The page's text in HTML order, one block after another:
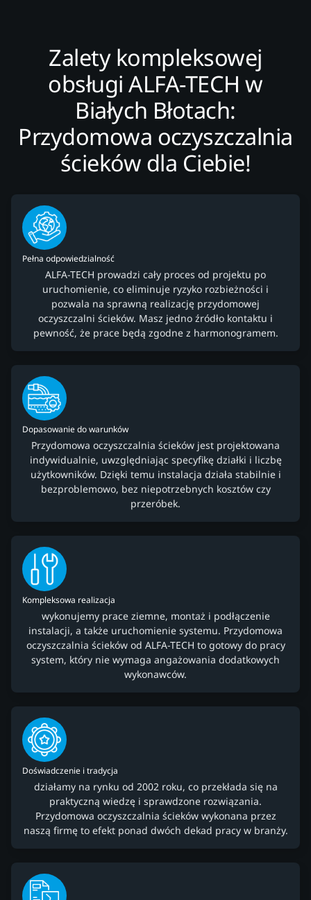
Zalety kompleksowej
obsługi ALFA-TECH w
Białych Błotach:
Przydomowa oczyszczalnia
ścieków dla Ciebie!
Pełna odpowiedzialność
ALFA-TECH prowadzi cały proces od projektu po
uruchomienie, co eliminuje ryzyko rozbieżności i
pozwala na sprawną realizację przydomowej
oczyszczalni ścieków. Masz jedno źródło kontaktu i
pewność, że prace będą zgodne z harmonogramem.
Dopasowanie do warunków
Przydomowa oczyszczalnia ścieków jest projektowana
indywidualnie, uwzględniając specyfikę działki i liczbę
użytkowników. Dzięki temu instalacja działa stabilnie i
bezproblemowo, bez niepotrzebnych kosztów czy
przeróbek.
Kompleksowa realizacja
wykonujemy prace ziemne, montaż i podłączenie
instalacji, a także uruchomienie systemu. Przydomowa
oczyszczalnia ścieków od ALFA-TECH to gotowy do pracy
system, który nie wymaga angażowania dodatkowych
wykonawców.
Doświadczenie i tradycja
działamy na rynku od 2002 roku, co przekłada się na
praktyczną wiedzę i sprawdzone rozwiązania.
Przydomowa oczyszczalnia ścieków wykonana przez
naszą firmę to efekt ponad dwóch dekad pracy w branży.